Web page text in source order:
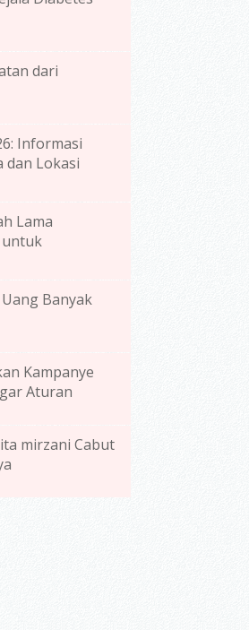
dari
Informasi
Lokasi
Lama
untuk
Banyak
Kampanye
Aturan
mirzani Cabut